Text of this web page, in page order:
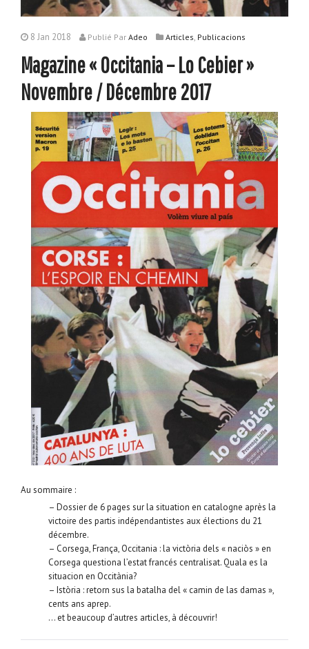
8 Jan 2018 Publié Par Adeo Articles, Publicacions
Magazine « Occitania – Lo Cebier »
Novembre / Décembre 2017
Au sommaire :
– Dossier de 6 pages sur la situation en catalogne après la
victoire des partis indépendantistes aux élections du 21
décembre.
– Corsega, França, Occitania : la victòria dels « naciòs » en
Corsega questiona l’estat francés centralisat. Quala es la
situacion en Occitània?
– Istòria : retorn sus la batalha del « camin de las damas »,
cents ans aprep.
… et beaucoup d’autres articles, à découvrir!